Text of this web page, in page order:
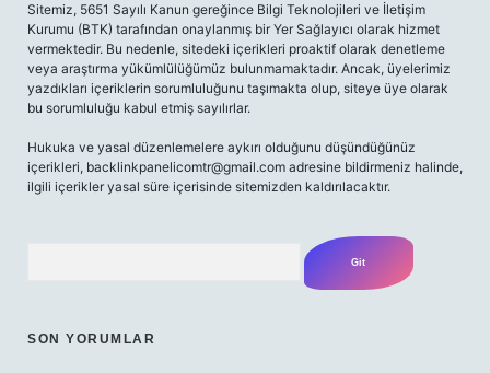
Sitemiz, 5651 Sayılı Kanun gereğince Bilgi Teknolojileri ve İletişim
Kurumu (BTK) tarafından onaylanmış bir Yer Sağlayıcı olarak hizmet
vermektedir. Bu nedenle, sitedeki içerikleri proaktif olarak denetleme
veya araştırma yükümlülüğümüz bulunmamaktadır. Ancak, üyelerimiz
yazdıkları içeriklerin sorumluluğunu taşımakta olup, siteye üye olarak
bu sorumluluğu kabul etmiş sayılırlar.
Hukuka ve yasal düzenlemelere aykırı olduğunu düşündüğünüz
içerikleri, backlinkpanelicomtr@gmail.com adresine bildirmeniz halinde,
ilgili içerikler yasal süre içerisinde sitemizden kaldırılacaktır.
SON YORUMLAR